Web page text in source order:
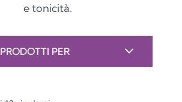
e tonicità.
PER